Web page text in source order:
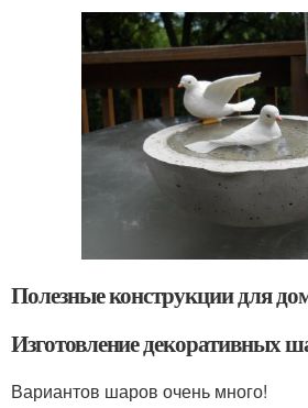
Полезные конструкции для
Изготовление декоративных
Вариантов шаров очень много!